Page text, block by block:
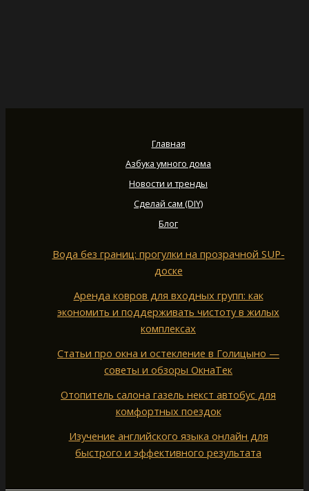
Главная
Азбука умного дома
Новости и тренды
Сделай сам (DIY)
Блог
Вода без границ: прогулки на прозрачной SUP-
доске
Аренда ковров для входных групп: как
экономить и поддерживать чистоту в жилых
комплексах
Статьи про окна и остекление в Голицыно —
советы и обзоры ОкнаТек
Отопитель салона газель некст автобус для
комфортных поездок
Изучение английского языка онлайн для
быстрого и эффективного результата